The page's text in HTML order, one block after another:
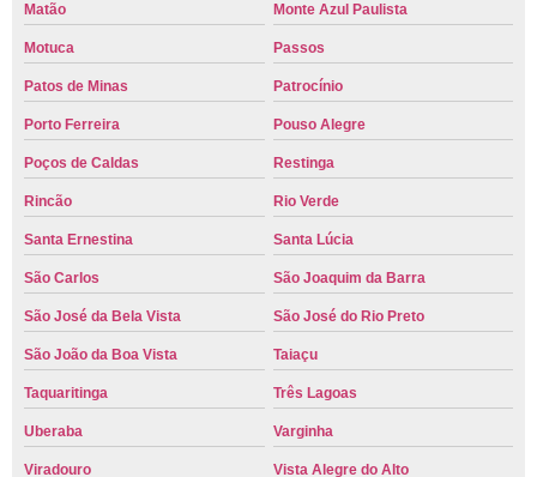
Matão Monte Azul Paulista
Motuca Passos
Patos de Minas Patrocínio
Porto Ferreira Pouso Alegre
Poços de Caldas Restinga
Rincão Rio Verde
Santa Ernestina Santa Lúcia
São Carlos São Joaquim da Barra
São José da Bela Vista São José do Rio Preto
São João da Boa Vista Taiaçu
Taquaritinga Três Lagoas
Uberaba Varginha
Viradouro Vista Alegre do Alto